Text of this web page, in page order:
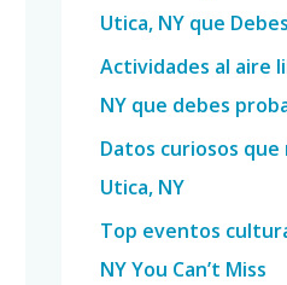
:Utica, NY que
Actividades al aire
NY que debes
Datos curiosos que
Utica, NY
Top eventos
NY You Can’t Miss